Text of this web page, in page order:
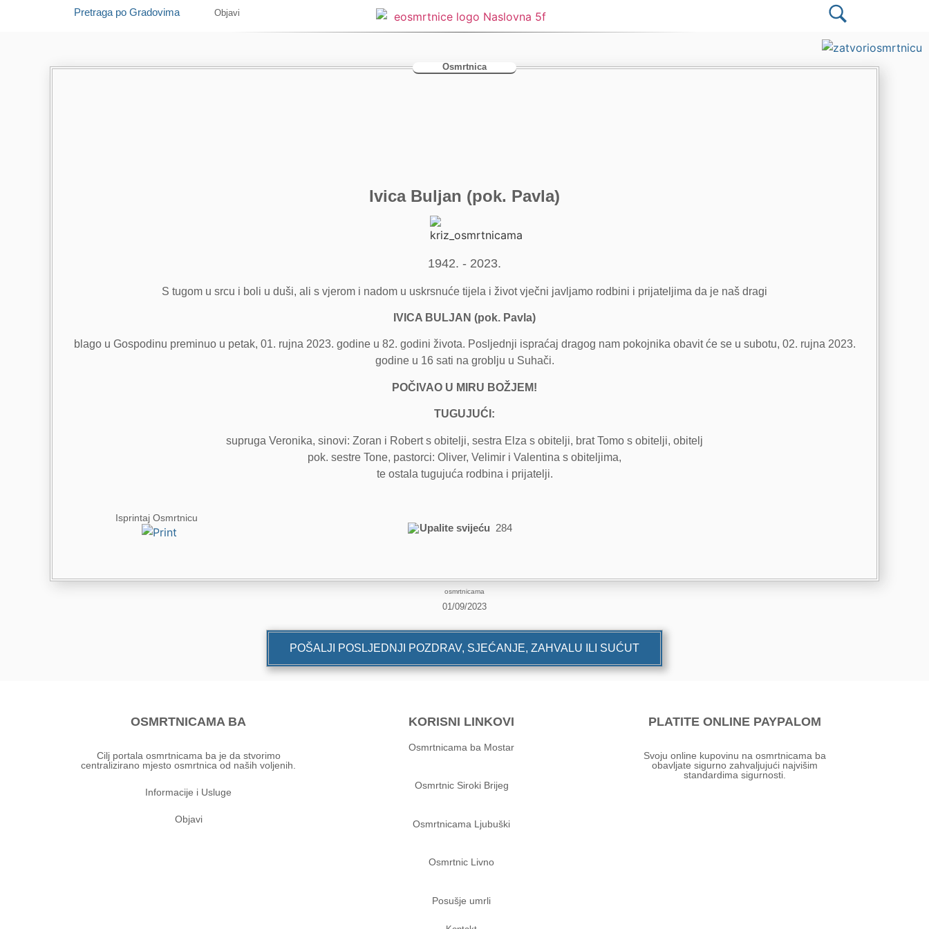
Pretraga po Gradovima Objavi
Osmrtnica
Ivica Buljan (pok. Pavla)
1942. - 2023.
S tugom u srcu i boli u duši, ali s vjerom i nadom u uskrsnuće tijela i život vječni javljamo rodbini i prijateljima da je naš dragi
IVICA BULJAN (pok. Pavla)
blago u Gospodinu preminuo u petak, 01. rujna 2023. godine u 82. godini života. Posljednji ispraćaj dragog nam pokojnika obavit će se u subotu, 02. rujna 2023.
godine u 16 sati na groblju u Suhači.
POČIVAO U MIRU BOŽJEM!
TUGUJUĆI:
supruga Veronika, sinovi: Zoran i Robert s obitelji, sestra Elza s obitelji, brat Tomo s obitelji, obitelj
pok. sestre Tone, pastorci: Oliver, Velimir i Valentina s obiteljima,
te ostala tugujuća rodbina i prijatelji.
Isprintaj Osmrtnicu
Upalite svijeću 284
osmrtnicama
01/09/2023
POŠALJI POSLJEDNJI POZDRAV, SJEĆANJE, ZAHVALU ILI SUĆUT
OSMRTNICAMA BA
Cilj portala osmrtnicama ba je da stvorimo
centralizirano mjesto osmrtnica od naših voljenih.
Informacije i Usluge
Objavi
KORISNI LINKOVI
Osmrtnicama ba Mostar
Osmrtnic Siroki Brijeg
Osmrtnicama Ljubuški
Osmrtnic Livno
Posušje umrli
PLATITE ONLINE PAYPALOM
Svoju online kupovinu na osmrtnicama ba
obavljate sigurno zahvaljujući najvišim
standardima sigurnosti.